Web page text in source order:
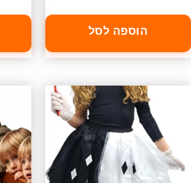
הוספה לסל